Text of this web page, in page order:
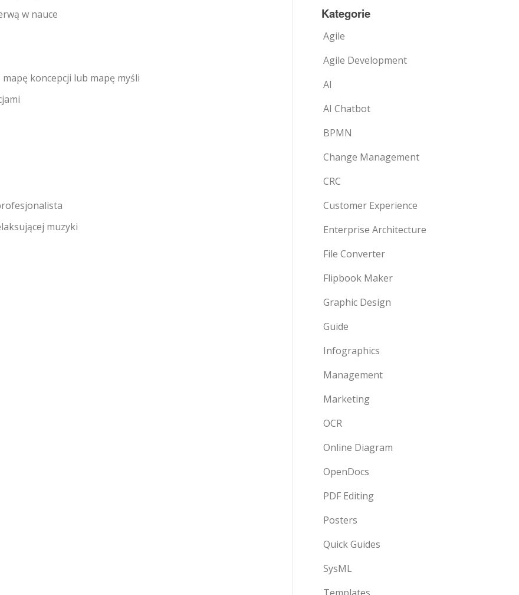
w nauce
koncepcji lub mapę myśli
muzyki
Kategorie
Agile
Agile Development
AI
AI Chatbot
BPMN
Change Management
CRC
Customer Experience
Enterprise Architecture
File Converter
Flipbook Maker
Graphic Design
Guide
Infographics
Management
Marketing
OCR
Online Diagram
OpenDocs
PDF Editing
Posters
Quick Guides
SysML